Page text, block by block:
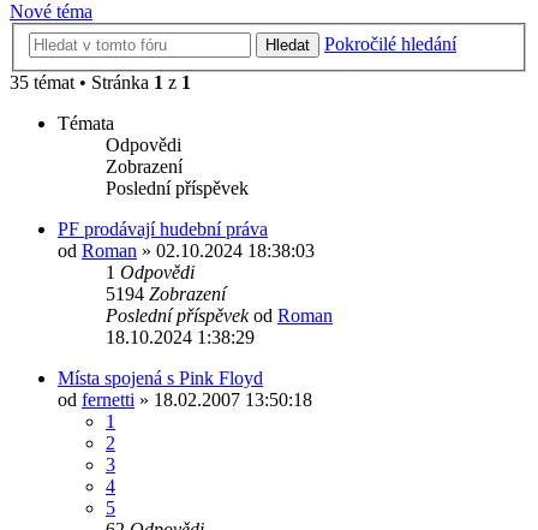
Nové téma
Hledat
Pokročilé hledání
35 témat • Stránka 1 z 1
Témata
Odpovědi
Zobrazení
Poslední příspěvek
PF prodávají hudební práva
od Roman » 02.10.2024 18:38:03
1 Odpovědi
5194 Zobrazení
Poslední příspěvekod Roman
18.10.2024 1:38:29
Místa spojená s Pink Floyd
od fernetti » 18.02.2007 13:50:18
1
2
3
4
5